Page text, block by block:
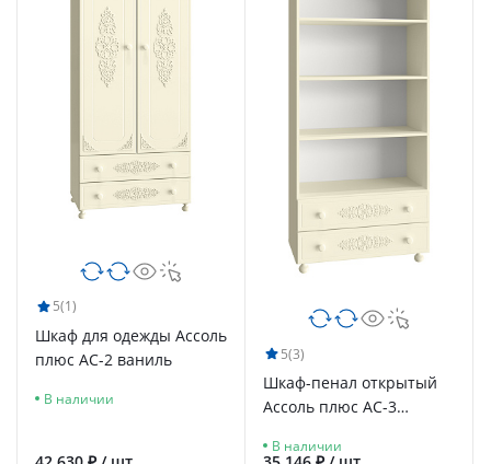
5(1)
Шкаф для одежды Ассоль
плюс АС-2 ваниль
В наличии
5(3)
Шкаф-пенал открытый
Ассоль плюс АС-3
В наличии